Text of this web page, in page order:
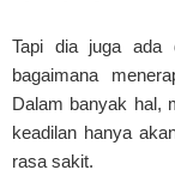
Tapi dia juga ada
bagaimana
Dalam banyak hal,
keadilan hanya
rasa sakit.